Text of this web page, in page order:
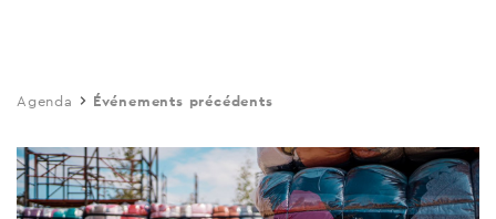
main
Agenda Événements précédents